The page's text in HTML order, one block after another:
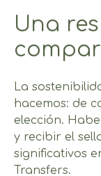
Una
La
hacemos: de
elección.
y recibir el
significativos
Transfers.